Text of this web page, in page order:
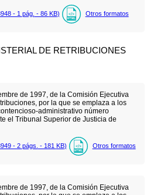
- 1 pág. - 86 KB) Otros formatos
DE RETRIBUCIONES
de 1997, de la Comisión Ejecutiva
por la que se emplaza a los
administrativo número
el Tribunal Superior de Justicia de
- 2 págs. - 181 KB) Otros formatos
de 1997, de la Comisión Ejecutiva